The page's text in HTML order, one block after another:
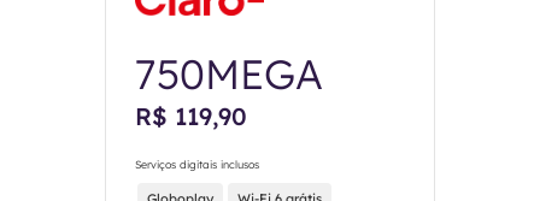
750MEGA
R$ 119,90
Serviços digitais inclusos